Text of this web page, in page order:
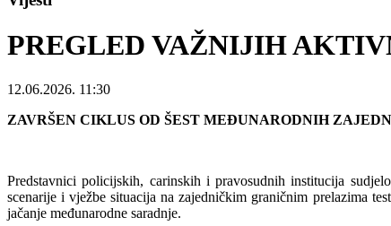
PREGLED VAŽNIJIH
12.06.2026. 11:30
ZAVRŠEN CIKLUS OD ŠEST MEĐUNARODNIH
Predstavnici policijskih, carinskih i pravosudnih institucija
scenarije i vježbe situacija na zajedničkim graničnim prelazima
jačanje međunarodne saradnje.